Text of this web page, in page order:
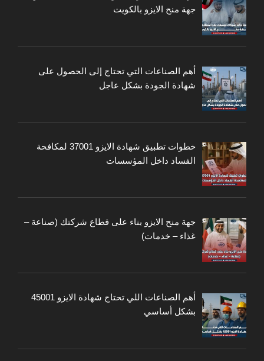
جهة منح الايزو بالكويت
أهم الصناعات التي تحتاج إلى الحصول على
شهادة الجودة بشكل عاجل
خطوات تطبيق شهادة الايزو 37001 لمكافحة
الفساد داخل المؤسسات
جهة منح الايزو بناء على قطاع شركتك (صناعة –
غذاء – خدمات)
أهم الصناعات اللي تحتاج شهادة الايزو 45001
بشكل أساسي